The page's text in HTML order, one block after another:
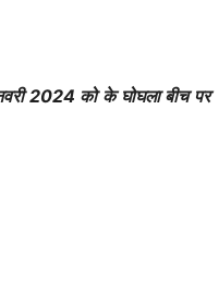
2024 को के घोघला बीच पर